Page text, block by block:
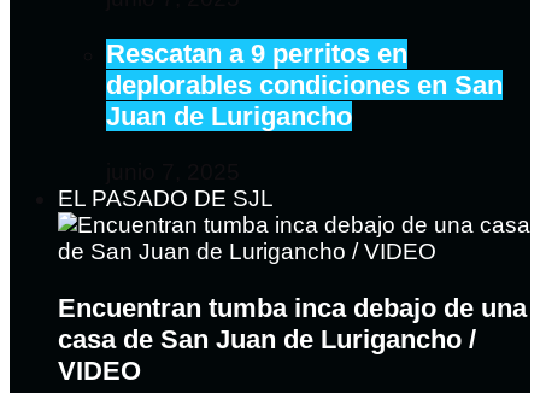
Rescatan a 9 perritos en
deplorables condiciones en San
Juan de Lurigancho
EL PASADO DE SJL
Encuentran tumba inca debajo de una
casa de San Juan de Lurigancho /
VIDEO